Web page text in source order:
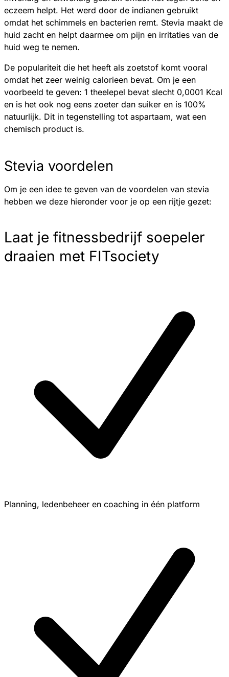
eczeem helpt. Het werd door de indianen gebruikt
omdat het schimmels en bacterien remt. Stevia maakt de
huid zacht en helpt daarmee om pijn en irritaties van de
huid weg te nemen.
De populariteit die het heeft als zoetstof komt vooral
omdat het zeer weinig calorieen bevat. Om je een
voorbeeld te geven: 1 theelepel bevat slecht 0,0001 Kcal
en is het ook nog eens zoeter dan suiker en is 100%
natuurlijk. Dit in tegenstelling tot aspartaam, wat een
chemisch product is.
Stevia voordelen
Om je een idee te geven van de voordelen van stevia
hebben we deze hieronder voor je op een rijtje gezet:
Laat je fitnessbedrijf soepeler
draaien met FITsociety
Planning, ledenbeheer en coaching in één platform